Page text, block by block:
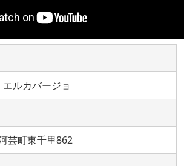
ルカバージョ
芸町東千里862